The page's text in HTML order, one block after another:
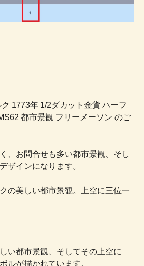
1773年 1/2ダカット金貨 ハーフ
都市景観 フリーメーソン のご
、お問合せも多い都市景観、そし
ザインになります。
の美しい都市景観。上空に三位一
い都市景観、そしてその上空に
ルが描かれています。